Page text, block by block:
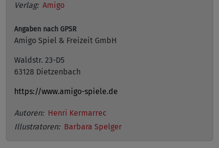
Verlag: Amigo
Angaben nach GPSR
Amigo Spiel & Freizeit GmbH
Waldstr. 23-D5
63128 Dietzenbach
https://www.amigo-spiele.de
Autoren: Henri Kermarrec
Illustratoren: Barbara Spelger